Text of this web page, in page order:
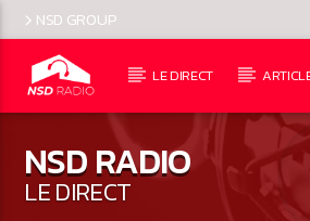
NSD GROUP
LE DIRECT
NSD RADIO
LE DIRECT